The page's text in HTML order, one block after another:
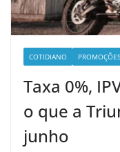
COTIDIANO PROMOÇÕES
Taxa 0%,
o que a
junho